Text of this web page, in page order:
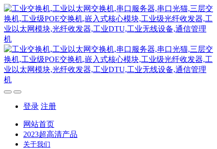
登录 注册
网站首页
2023超高清产品
关于我们